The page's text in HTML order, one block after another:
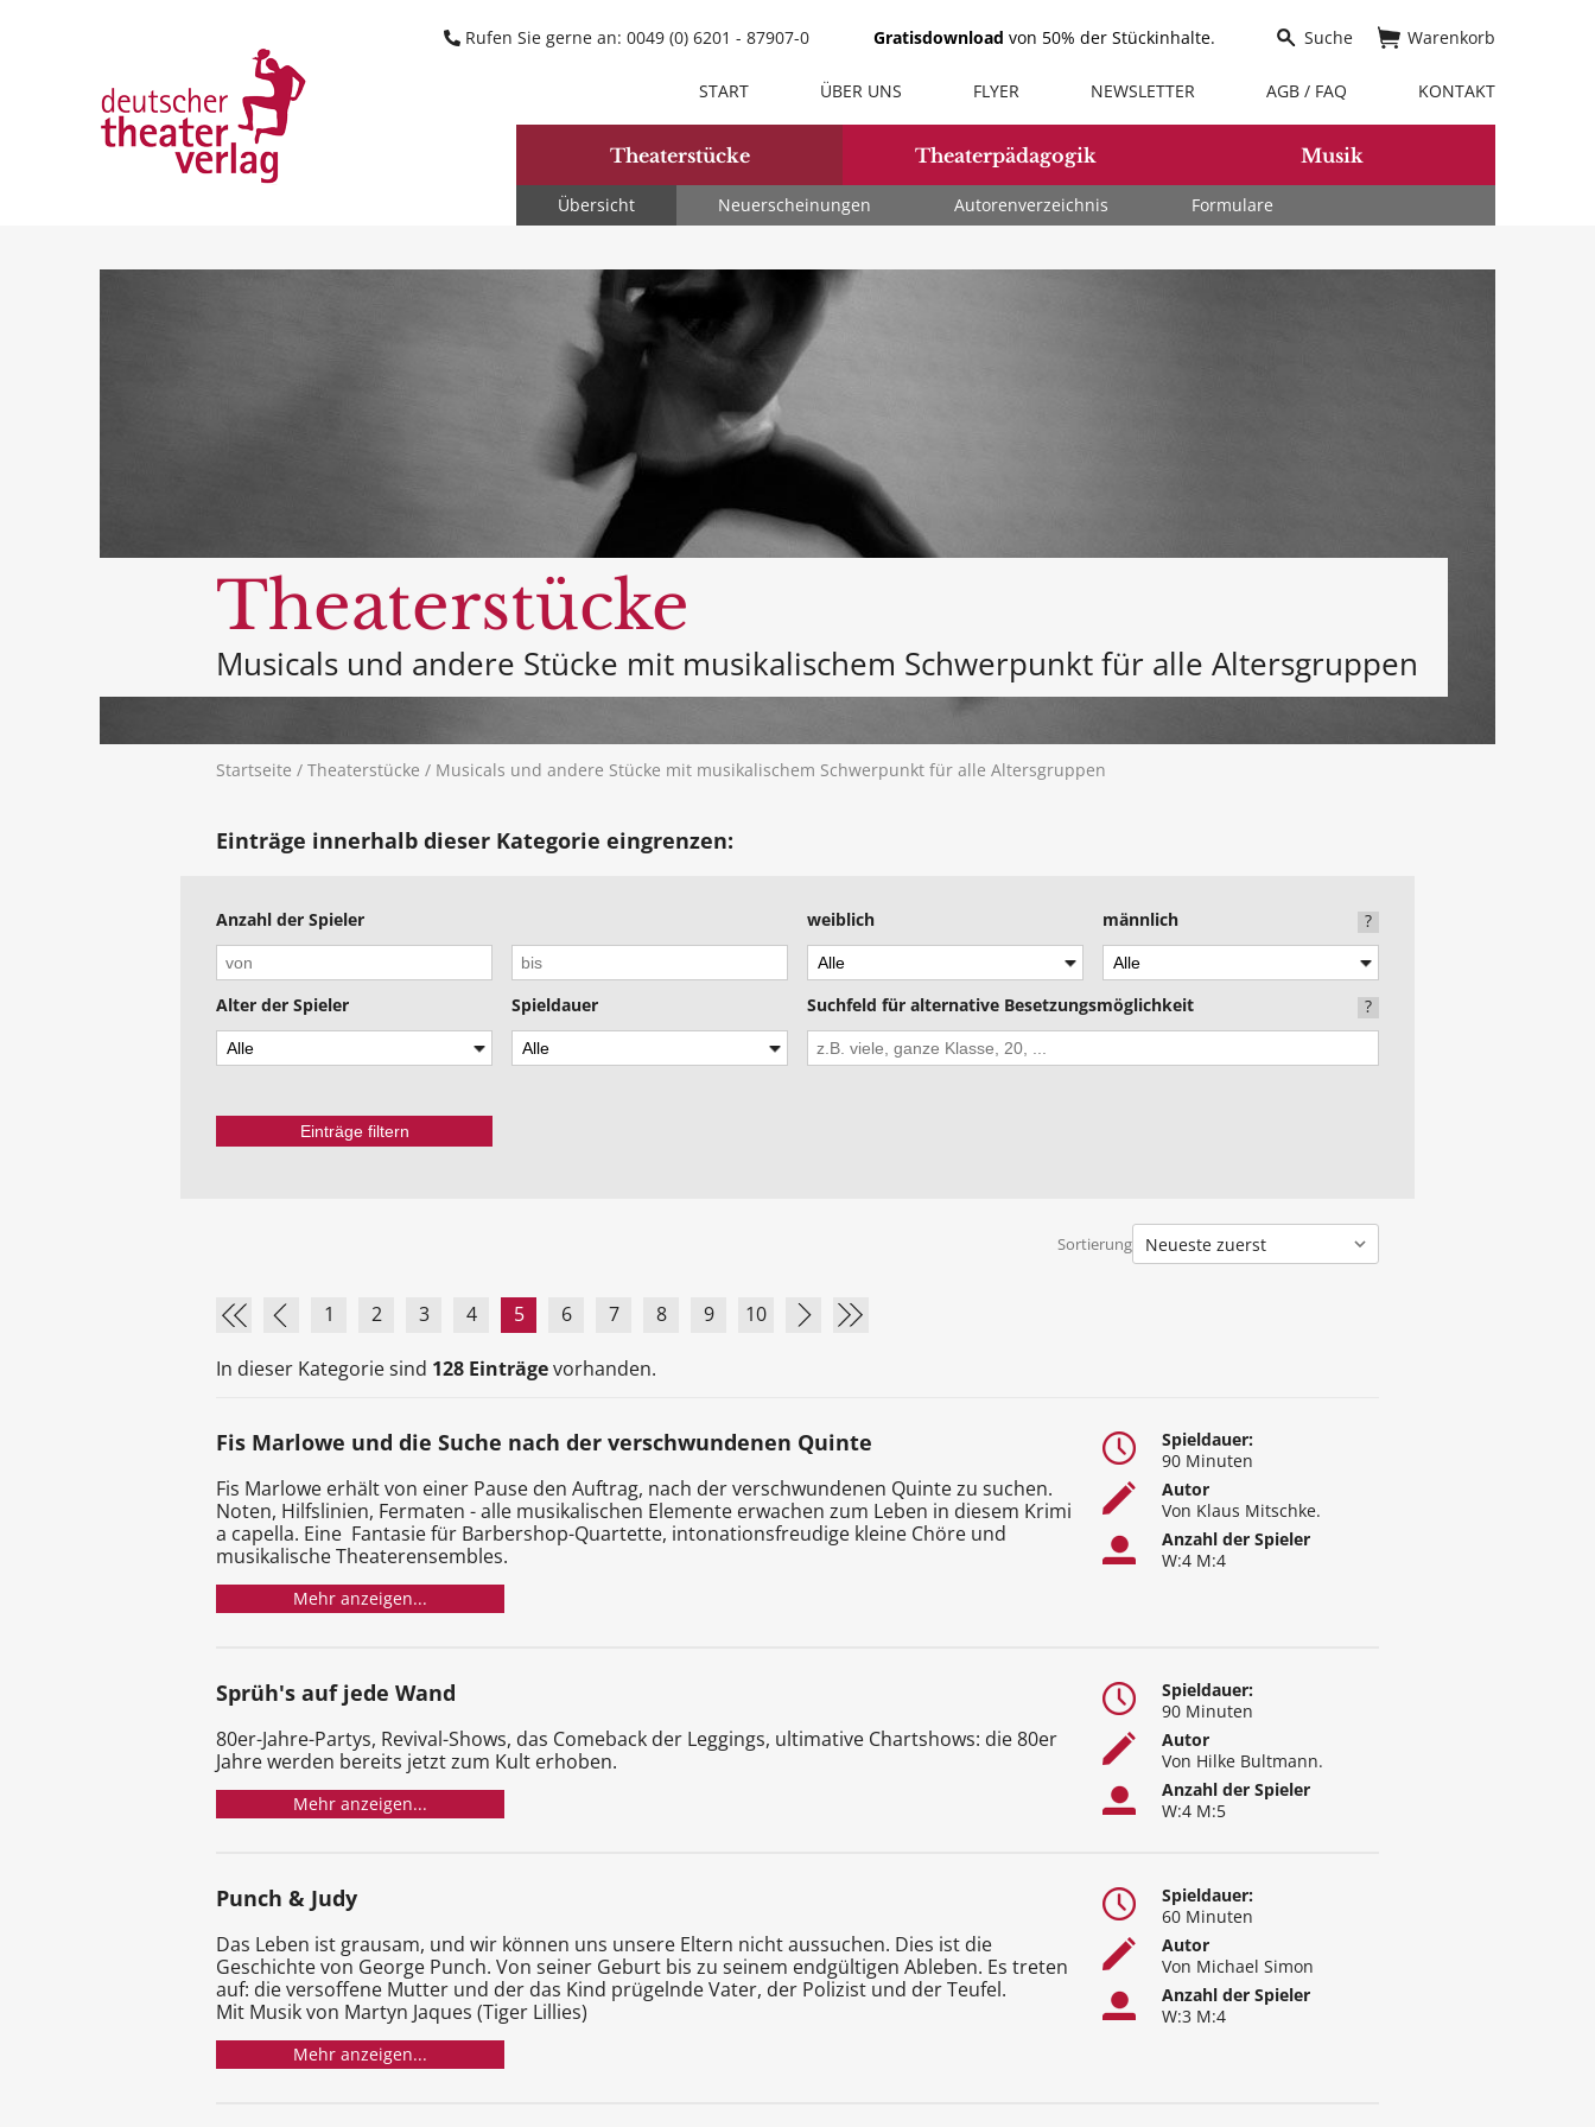
Theaterstücke
Übersicht Neuerscheinungen Autorenverzeichnis Formulare
Theaterpädagogik Musik
START ÜBER UNS FLYER NEWSLETTER AGB / FAQ KONTAKT
Warenkorb
Suche
Rufen Sie gerne an: 0049 (0) 6201 - 87907-0 Gratisdownload von 50% der Stückinhalte.
Theaterstücke
Musicals und andere Stücke mit musikalischem Schwerpunkt für alle Altersgruppen
Startseite / Theaterstücke / Musicals und andere Stücke mit musikalischem Schwerpunkt für alle Altersgruppen
Einträge innerhalb dieser Kategorie eingrenzen:
Anzahl der Spieler weiblich ?
männlich
Alter der Spieler Spieldauer ?
Suchfeld für alternative Besetzungsmöglichkeit
Sortierung
1 2 3 4 5 6 7 8 9 10
In dieser Kategorie sind 128 Einträgevorhanden.
Fis Marlowe und die Suche nach der verschwundenen Quinte
Fis Marlowe erhält von einer Pause den Auftrag, nach der verschwundenen Quinte zu suchen.
Noten, Hilfslinien, Fermaten - alle musikalischen Elemente erwachen zum Leben in diesem Krimi
a capella. Eine Fantasie für Barbershop-Quartette, intonationsfreudige kleine Chöre und
musikalische Theaterensembles.
Mehr anzeigen...
Spieldauer:
90 Minuten
Autor
Von Klaus Mitschke.
Anzahl der Spieler
W:4 M:4
Sprüh's auf jede Wand
80er-Jahre-Partys, Revival-Shows, das Comeback der Leggings, ultimative Chartshows: die 80er
Jahre werden bereits jetzt zum Kult erhoben.
Mehr anzeigen...
Spieldauer:
90 Minuten
Autor
Von Hilke Bultmann.
Anzahl der Spieler
W:4 M:5
Punch & Judy
Das Leben ist grausam, und wir können uns unsere Eltern nicht aussuchen. Dies ist die
Geschichte von George Punch. Von seiner Geburt bis zu seinem endgültigen Ableben. Es treten
auf: die versoffene Mutter und der das Kind prügelnde Vater, der Polizist und der Teufel.
Mit Musik von Martyn Jaques (Tiger Lillies)
Mehr anzeigen...
Spieldauer:
60 Minuten
Autor
Von Michael Simon
Anzahl der Spieler
W:3 M:4